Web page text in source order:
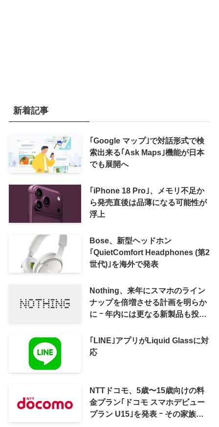
新着記事
｢Google マップ｣で対話形式で検
索出来る｢Ask Maps｣機能が日本
でも展開へ
｢iPhone 18 Pro｣、メモリ不足か
ら発売直後は品薄になる可能性が
浮上
Bose、新型ヘッドホン
｢QuietComfort Headphones (第2
世代)｣を海外で発表
Nothing、来年にスマホのライン
ナップを倍増させる計画を明らか
に ｰ 年内には更なる新製品も投入
｢LINE｣アプリがLiquid Glassに対
応
NTTドコモ、5歳〜15歳向けの料
金プラン｢ドコモ スマホデビュー
プラン U15｣を発表 ｰ その家族が